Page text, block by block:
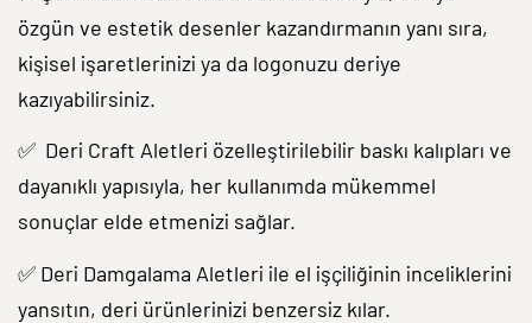
özgün ve estetik desenler kazandırmanın yanı sıra,
kişisel işaretlerinizi ya da logonuzu deriye
kazıyabilirsiniz.
✅ Deri Craft Aletleri özelleştirilebilir baskı kalıpları ve
dayanıklı yapısıyla, her kullanımda mükemmel
sonuçlar elde etmenizi sağlar.
✅ Deri Damgalama Aletleri ile el işçiliğinin inceliklerini
yansıtın, deri ürünlerinizi benzersiz kılar.